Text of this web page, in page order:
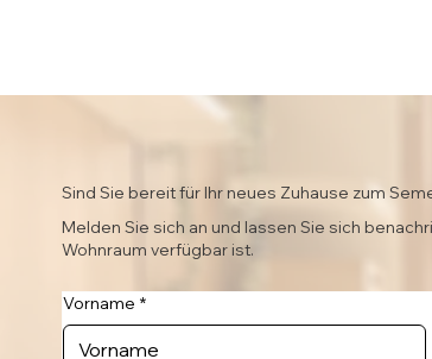
Sind Sie bereit für Ihr neues Zuhause zum
Melden Sie sich an und lassen Sie sich
Wohnraum verfügbar ist.
Vorname *